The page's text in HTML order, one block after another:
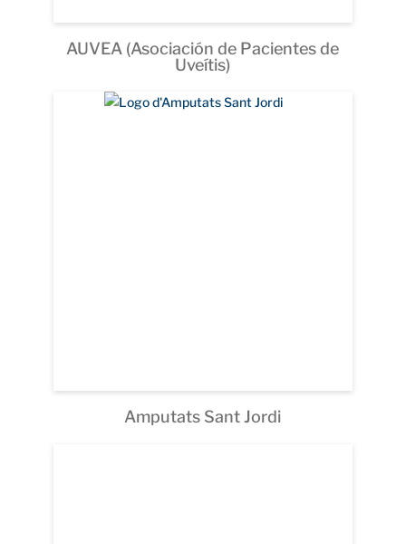
AUVEA (Asociación de Pacientes de
Uveítis)
Amputats Sant Jordi